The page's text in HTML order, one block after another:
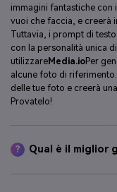
immagini fantastiche con
vuoi che faccia, e creerà
Tuttavia, i prompt di
con la personalità unica
utilizzareMedia.ioPer
alcune foto di
delle tue foto e creerà
Provatelo!
? Qual è il miglior